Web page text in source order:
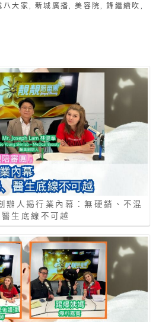
八大家 新城廣播 ,美容院 ,鋒繼續吹
辦人揭行業內幕：無硬銷、不混
生底線不可越